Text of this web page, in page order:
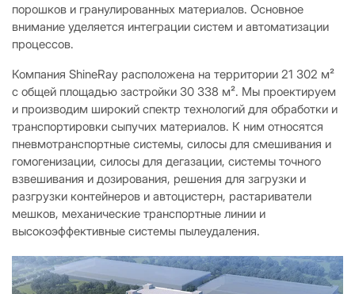
порошков и гранулированных материалов. Основное
внимание уделяется интеграции систем и автоматизации
процессов.
Компания ShineRay расположена на территории 21 302 м²
с общей площадью застройки 30 338 м². Мы проектируем
и производим широкий спектр технологий для обработки и
транспортировки сыпучих материалов. К ним относятся
пневмотранспортные системы, силосы для смешивания и
гомогенизации, силосы для дегазации, системы точного
взвешивания и дозирования, решения для загрузки и
разгрузки контейнеров и автоцистерн, растариватели
мешков, механические транспортные линии и
высокоэффективные системы пылеудаления.